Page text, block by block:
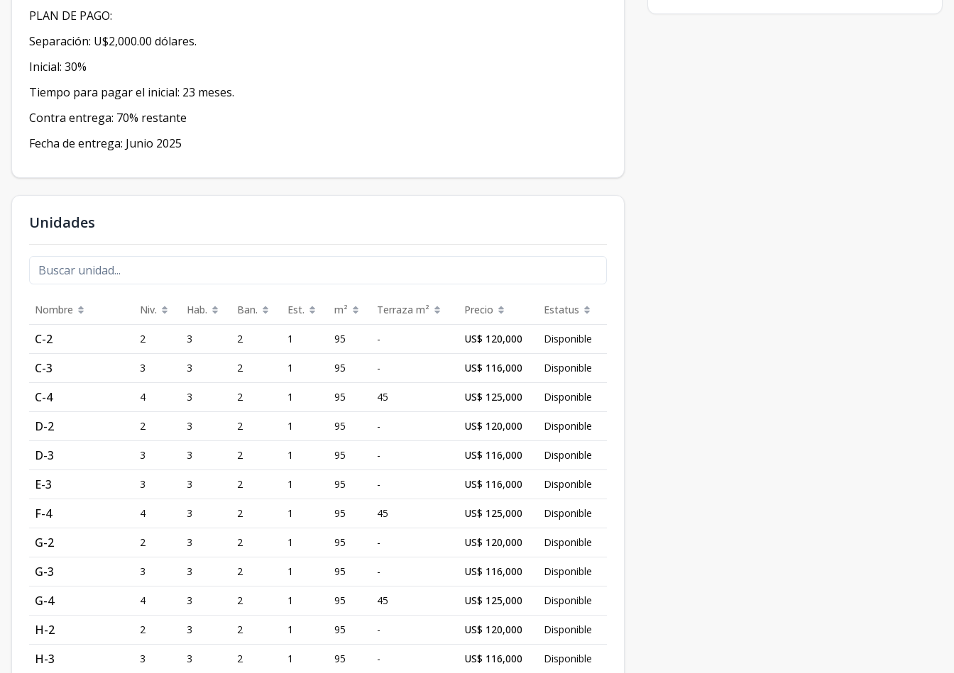
PLAN DE PAGO:
Separación: U$2,000.00 dólares.
Inicial: 30%
Tiempo para pagar el inicial: 23 meses.
Contra entrega: 70% restante
Fecha de entrega: Junio 2025
Unidades
Nombre Niv. Hab. Ban. Est. m² Terraza m² Precio Estatus
C-2 2 3 2 1 95 - US$ 120,000 Disponible
C-3 3 3 2 1 95 - US$ 116,000 Disponible
C-4 4 3 2 1 95 45 US$ 125,000 Disponible
D-2 2 3 2 1 95 - US$ 120,000 Disponible
D-3 3 3 2 1 95 - US$ 116,000 Disponible
E-3 3 3 2 1 95 - US$ 116,000 Disponible
F-4 4 3 2 1 95 45 US$ 125,000 Disponible
G-2 2 3 2 1 95 - US$ 120,000 Disponible
G-3 3 3 2 1 95 - US$ 116,000 Disponible
G-4 4 3 2 1 95 45 US$ 125,000 Disponible
H-2 2 3 2 1 95 - US$ 120,000 Disponible
H-3 3 3 2 1 95 - US$ 116,000 Disponible